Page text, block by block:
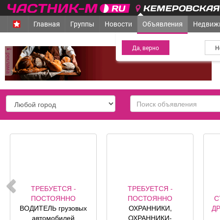
КЕМЕРОВСКАЯ
МЕЖДУРЕЧЕНСК - Ваш
Главная Группы Новости Объявления
реклама
город
ТРЕБУЕТСЯ -
ПОСТОЯННО
ВОДИТЕЛЬ грузовых
автомобилей
ТРЕБУЕТСЯ -
ПОСТОЯННО
ОХРАННИКИ,
ОХРАННИКИ-